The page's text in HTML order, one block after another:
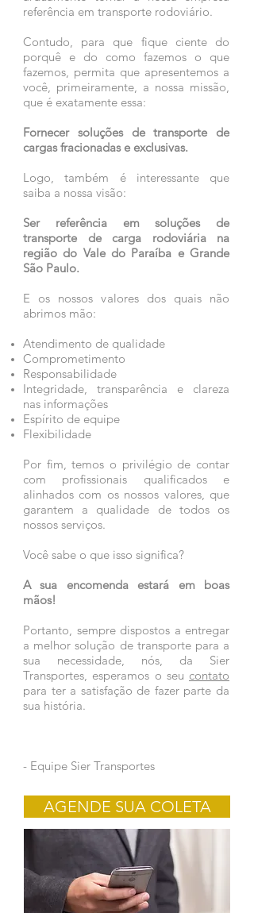
referência em transporte rodoviário.
Contudo, para que fique ciente do
porquê e do como fazemos o que
fazemos, permita que apresentemos a
você, primeiramente, a nossa missão,
que é exatamente essa:
Fornecer soluções de transporte de
cargas fracionadas e exclusivas.
Logo, também é interessante que
saiba a nossa visão:
Ser referência em soluções de
transporte de carga rodoviária na
região do Vale do Paraíba e Grande
São Paulo.
E os nossos valores dos quais não
abrimos mão:
Atendimento de qualidade
Comprometimento
Responsabilidade
Integridade, transparência e clareza
nas informações
Espírito de equipe
Flexibilidade
Por fim, temos o privilégio de contar
com profissionais qualificados e
alinhados com os nossos valores, que
garantem a qualidade de todos os
nossos serviços.
Você sabe o que isso significa?
A sua encomenda estará em boas
mãos!
Portanto, sempre dispostos a entregar
a melhor solução de transporte para a
sua necessidade, nós, da Sier
Transportes, esperamos o seu contato
para ter a satisfação de fazer parte da
sua história.
- Equipe Sier Transportes
AGENDE SUA COLETA